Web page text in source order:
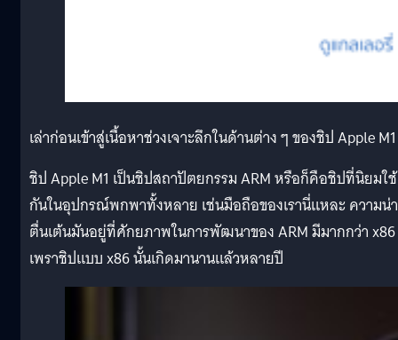
เล่าก่อนเข้าสู่เนื้อหาช่วงเจาะลึกในด้านต่าง ๆ ของชิป Apple M1
ชิป Apple M1 เป็นชิปสถาปัตยกรรม ARM หรือก็คือชิปที่นิยมใช้
กันในอุปกรณ์พกพาทั้งหลาย เช่นมือถือของเรานี่แหละ ความน่า
ตื่นเต้นมันอยู่ที่ศักยภาพในการพัฒนาของ ARM มีมากกว่า x86
เพราชิปแบบ x86 นั้นเกิดมานานแล้วหลายปี